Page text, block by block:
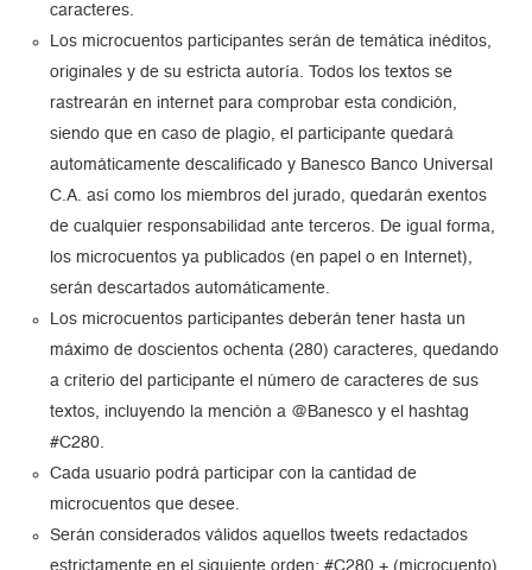
caracteres.
Los microcuentos participantes serán de temática inéditos,
originales y de su estricta autoría. Todos los textos se
rastrearán en internet para comprobar esta condición,
siendo que en caso de plagio, el participante quedará
automáticamente descalificado y Banesco Banco Universal
C.A. así como los miembros del jurado, quedarán exentos
de cualquier responsabilidad ante terceros. De igual forma,
los microcuentos ya publicados (en papel o en Internet),
serán descartados automáticamente.
Los microcuentos participantes deberán tener hasta un
máximo de doscientos ochenta (280) caracteres, quedando
a criterio del participante el número de caracteres de sus
textos, incluyendo la mención a @Banesco y el hashtag
#C280.
Cadausuario podrá participar con la cantidad de
microcuentos que desee.
Seránconsiderados válidos aquellos tweets redactados
estrictamente en el siguiente orden: #C280 + (microcuento)